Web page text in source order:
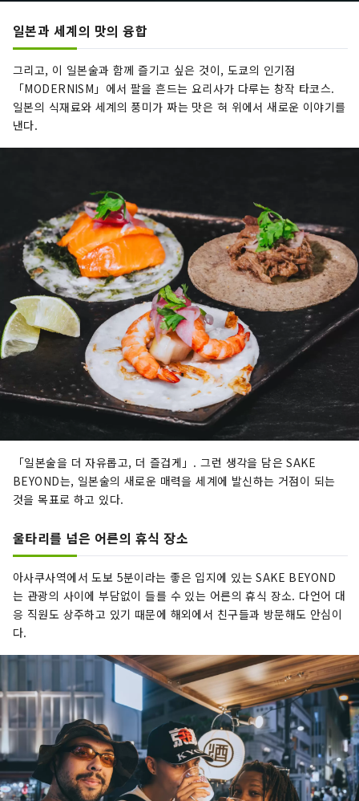
일본과 세계의 맛의 융합
그리고, 이 일본술과 함께 즐기고 싶은 것이, 도쿄의 인기점
「MODERNISM」에서 팔을 흔드는 요리사가 다루는 창작 타코스.
일본의 식재료와 세계의 풍미가 짜는 맛은 혀 위에서 새로운 이야기를
낸다.
「일본술을 더 자유롭고, 더 즐겁게」. 그런 생각을 담은 SAKE
BEYOND는, 일본술의 새로운 매력을 세계에 발신하는 거점이 되는
것을 목표로 하고 있다.
울타리를 넘은 어른의 휴식 장소
아사쿠사역에서 도보 5분이라는 좋은 입지에 있는 SAKE BEYOND
는 관광의 사이에 부담없이 들를 수 있는 어른의 휴식 장소. 다언어 대
응 직원도 상주하고 있기 때문에 해외에서 친구들과 방문해도 안심이
다.